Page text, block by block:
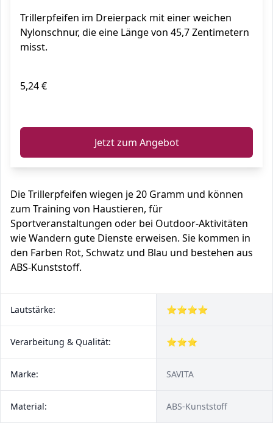
Trillerpfeifen im Dreierpack mit einer weichen
Nylonschnur, die eine Länge von 45,7 Zentimetern
misst.
5,24 €
Jetzt zum Angebot
Die Trillerpfeifen wiegen je 20 Gramm und können
zum Training von Haustieren, für
Sportveranstaltungen oder bei Outdoor-Aktivitäten
wie Wandern gute Dienste erweisen. Sie kommen in
den Farben Rot, Schwatz und Blau und bestehen aus
ABS-Kunststoff.
Lautstärke: ⭐⭐⭐⭐
Verarbeitung & Qualität: ⭐⭐⭐
Marke: SAVITA
Material: ABS-Kunststoff